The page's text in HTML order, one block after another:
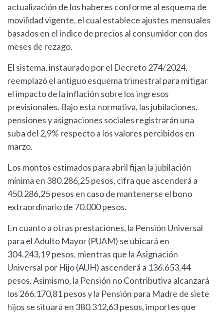
actualización de los haberes conforme al esquema de
movilidad vigente, el cual establece ajustes mensuales
basados en el índice de precios al consumidor con dos
meses de rezago.
El sistema, instaurado por el Decreto 274/2024,
reemplazó el antiguo esquema trimestral para mitigar
el impacto de la inflación sobre los ingresos
previsionales. Bajo esta normativa, las jubilaciones,
pensiones y asignaciones sociales registrarán una
suba del 2,9% respecto a los valores percibidos en
marzo.
Los montos estimados para abril fijan la jubilación
mínima en 380.286,25 pesos, cifra que ascenderá a
450.286,25 pesos en caso de mantenerse el bono
extraordinario de 70.000 pesos.
En cuanto a otras prestaciones, la Pensión Universal
para el Adulto Mayor (PUAM) se ubicará en
304.243,19 pesos, mientras que la Asignación
Universal por Hijo (AUH) ascenderá a 136.653,44
pesos. Asimismo, la Pensión no Contributiva alcanzará
los 266.170,81 pesos y la Pensión para Madre de siete
hijos se situará en 380.312,63 pesos, importes que